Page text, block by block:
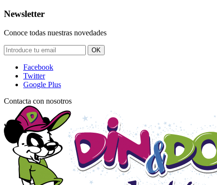
Newsletter
Conoce todas nuestras novedades
OK
Facebook
Twitter
Google Plus
Contacta con nosotros